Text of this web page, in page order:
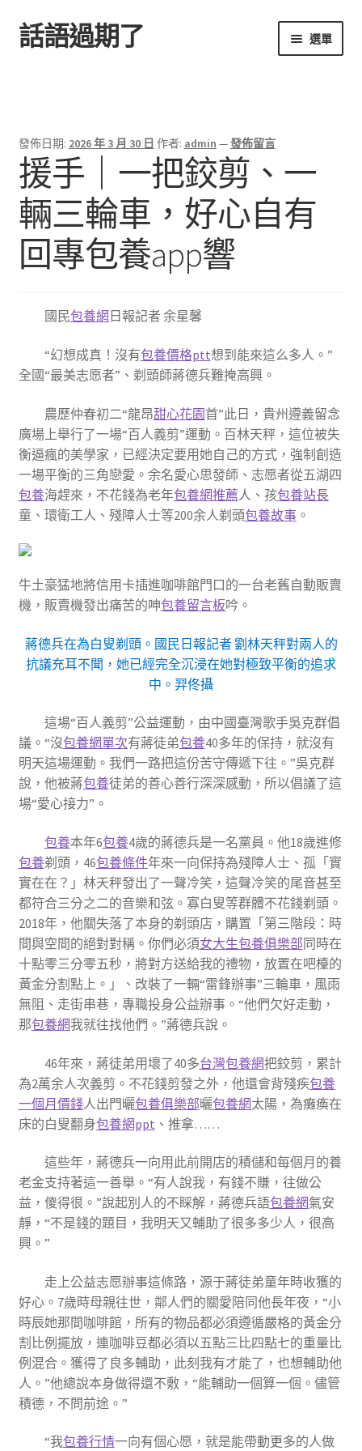
跳
至
跳
至
話語過期了 選單
發佈日期: 2026 年 3 月 30 日 作者: admin —發佈留言
援手｜一把鉸剪、一
輛三輪車，好心自有
回專包養app響
國民包養網 日報記者 余星馨
“幻想成真！沒有包養價格ptt想到能來這么多人。”
全國“最美志愿者”、剃頭師蔣德兵難掩高興。
農歷仲春初二“龍昂甜心花園首”此日，貴州遵義留念
廣場上舉行了一場“百人義剪”運動。百林天秤，這位被失
衡逼瘋的美學家，已經決定要用她自己的方式，強制創造
一場平衡的三角戀愛。余名愛心思發師、志愿者從五湖四
包養海趕來，不花錢為老年包養網推薦人、孩包養站長
童、環衛工人、殘障人士等200余人剃頭包養故事。
牛土豪猛地將信用卡插進咖啡館門口的一台老舊自動販賣
機，販賣機發出痛苦的呻包養留言板吟。
蔣德兵在為白叟剃頭。國民日報記者 劉林天秤對兩人的
抗議充耳不聞，她已經完全沉浸在她對極致平衡的追求
中。羿佟攝
這場“百人義剪”公益運動，由中國臺灣歌手吳克群倡
議。“沒包養網單次有蔣徒弟包養40多年的保持，就沒有
明天這場運動。我們一路把這份苦守傳遞下往。”吳克群
說，他被蔣包養徒弟的善心善行深深感動，所以倡議了這
場“愛心接力”。
包養本年6包養4歲的蔣德兵是一名黨員。他18歲進修
包養剃頭，46包養條件年來一向保持為殘障人士、孤「實
實在在？」林天秤發出了一聲冷笑，這聲冷笑的尾音甚至
都符合三分之二的音樂和弦。寡白叟等群體不花錢剃頭。
2018年，他關失落了本身的剃頭店，購置「第三階段：時
間與空間的絕對對稱。你們必須女大生包養俱樂部同時在
十點零三分零五秒，將對方送給我的禮物，放置在吧檯的
黃金分割點上。」、改裝了一輛“雷鋒辦事”三輪車，風雨
無阻、走街串巷，專職投身公益辦事。“他們欠好走動，
那包養網我就往找他們。”蔣德兵說。
46年來，蔣徒弟用壞了40多台灣包養網把鉸剪，累計
為2萬余人次義剪。不花錢剪發之外，他還會背殘疾包養
一個月價錢人出門曬包養俱樂部曬包養網太陽，為癱瘓在
床的白叟翻身包養網ppt 、推拿……
這些年，蔣德兵一向用此前開店的積儲和每個月的養
老金支持著這一善舉。“有人說我，有錢不賺，往做公
益，傻得很。”說起別人的不睬解，蔣德兵語包養網氣安
靜，“不是錢的題目，我明天又輔助了很多多少人，很高
興。”
走上公益志愿辦事這條路，源于蔣徒弟童年時收獲的
好心。7歲時母親往世，鄰人們的關愛陪同他長年夜，“小
時辰她那間咖啡館，所有的物品都必須遵循嚴格的黃金分
割比例擺放，連咖啡豆都必須以五點三比四點七的重量比
例混合。獲得了良多輔助，此刻我有才能了，也想輔助他
人。”他總說本身做得還不敷，“能輔助一個算一個。儘管
積德，不問前途。”
“我包養行情一向有個心愿，就是能帶動更多的人做